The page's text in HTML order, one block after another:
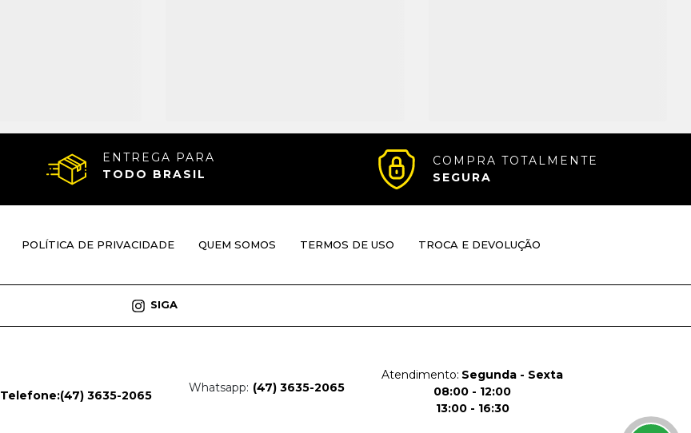
ENTREGA PARA
TODO BRASIL
COMPRA TOTALMENTE
SEGURA
POLÍTICA DE PRIVACIDADE QUEM SOMOS TERMOS DE USO TROCA E DEVOLUÇÃO
SIGA
Telefone:(47) 3635-2065
Whatsapp: (47) 3635-2065
Atendimento: Segunda - Sexta
08:00 - 12:00
13:00 - 16:30